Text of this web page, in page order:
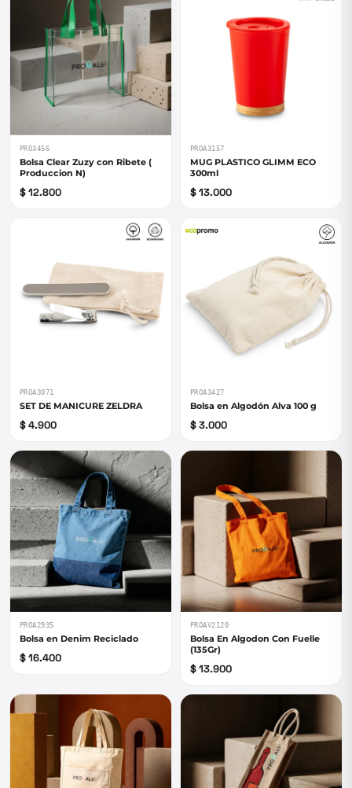
PRO3456
Bolsa Clear Zuzy con Ribete (
Produccion N)
$ 12.800
PROA3157
MUG PLASTICO GLIMM ECO
300ml
$ 13.000
PROA3071
SET DE MANICURE ZELDRA
$ 4.900
PROA3427
Bolsa en Algodón Alva 100 g
$ 3.000
PROA2935
Bolsa en Denim Reciclado
$ 16.400
PROAV2120
Bolsa En Algodon Con Fuelle
(135Gr)
$ 13.900